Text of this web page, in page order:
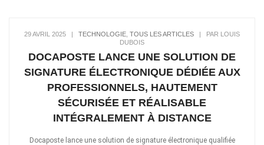
29 AVRIL 2025 | TECHNOLOGIE TOUS LES ARTICLES | PAR LOUIS
DUBOIS
DOCAPOSTE LANCE UNE SOLUTION DE
SIGNATURE ÉLECTRONIQUE DÉDIÉE AUX
PROFESSIONNELS, HAUTEMENT
SÉCURISÉE ET RÉALISABLE
INTÉGRALEMENT À DISTANCE
Docaposte lance une solution de signature électronique qualifiée